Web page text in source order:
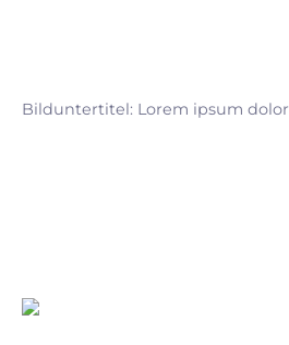
Bilduntertitel: Lorem ipsum dolor